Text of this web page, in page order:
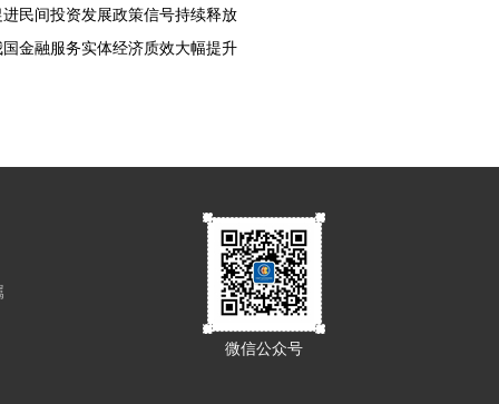
进民间投资发展政策信号持续释放
国金融服务实体经济质效大幅提升
微信公众号